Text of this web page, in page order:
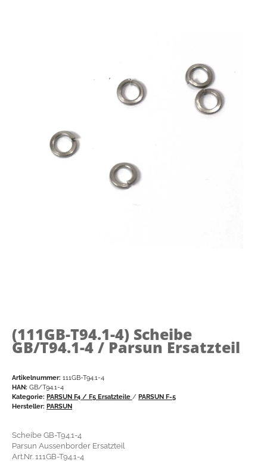
(111GB-T94.1-4) Scheibe
GB/T94.1-4 / Parsun Ersatzteil
Artikelnummer: 111GB-T94.1-4
HAN: GB/T94.1-4
Kategorie: PARSUN F4 / F5 Ersatzteile / PARSUN F-5
Hersteller: PARSUN
Scheibe GB-T94.1-4
Parsun Aussenborder Ersatzteil
Art.Nr. 111GB-T94.1-4